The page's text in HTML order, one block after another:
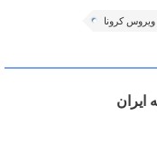
ویروس کرونا
ایران